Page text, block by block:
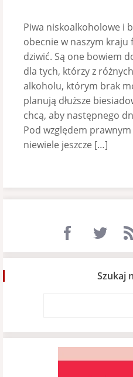
Piwa niskoalkoholowe i
obecnie w naszym
dziwić. Są one bowiem
dla tych, którzy z
alkoholu, którym brak
planują dłuższe
chcą, aby następnego
Pod względem
niewiele jeszcze […]
Szukaj